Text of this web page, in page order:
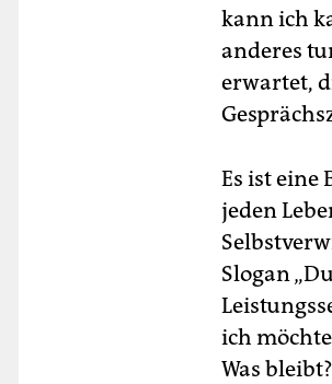
kann ich
anderes
erwartet,
Es ist
jeden
Slogan
ich
Was bleibt?